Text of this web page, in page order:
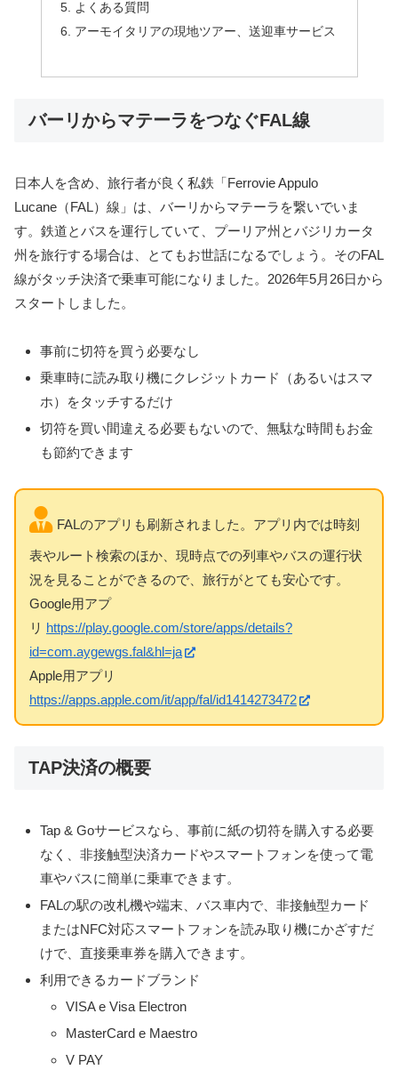
よくある質問
アーモイタリアの現地ツアー、送迎車サービス
バーリからマテーラをつなぐFAL線
日本人を含め、旅行者が良く私鉄「Ferrovie Appulo
Lucane（FAL）線」は、バーリからマテーラを繋いでいま
す。鉄道とバスを運行していて、プーリア州とバジリカータ
州を旅行する場合は、とてもお世話になるでしょう。そのFAL
線がタッチ決済で乗車可能になりました。2026年5月26日から
スタートしました。
事前に切符を買う必要なし
乗車時に読み取り機にクレジットカード（あるいはスマ
ホ）をタッチするだけ
切符を買い間違える必要もないので、無駄な時間もお金
も節約できます
FALのアプリも刷新されました。アプリ内では時刻
表やルート検索のほか、現時点での列車やバスの運行状
況を見ることができるので、旅行がとても安心です。
Google用アプ
リ https://play.google.com/store/apps/details?
id=com.aygewgs.fal&hl=ja
Apple用アプリ
https://apps.apple.com/it/app/fal/id1414273472
TAP決済の概要
Tap & Goサービスなら、事前に紙の切符を購入する必要
なく、非接触型決済カードやスマートフォンを使って電
車やバスに簡単に乗車できます。
FALの駅の改札機や端末、バス車内で、非接触型カード
またはNFC対応スマートフォンを読み取り機にかざすだ
けで、直接乗車券を購入できます。
利用できるカードブランド
VISA e Visa Electron
MasterCard e Maestro
V PAY